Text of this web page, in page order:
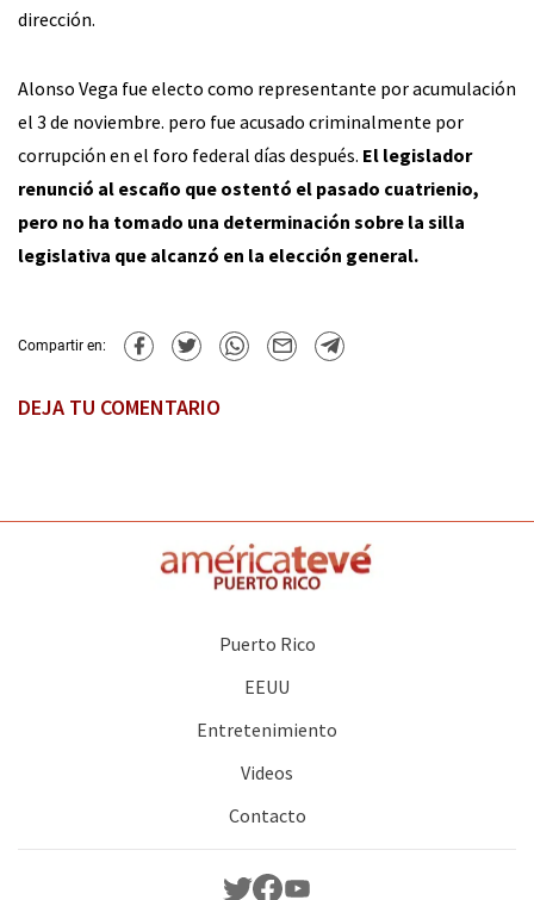
dirección.
Alonso Vega fue electo como representante por acumulación
el 3 de noviembre. pero fue acusado criminalmente por
corrupción en el foro federal días después. El legislador
renunció al escaño que ostentó el pasado cuatrienio,
pero no ha tomado una determinación sobre la silla
legislativa que alcanzó en la elección general.
Compartir en:
DEJA TU COMENTARIO
Puerto Rico
EEUU
Entretenimiento
Videos
Contacto